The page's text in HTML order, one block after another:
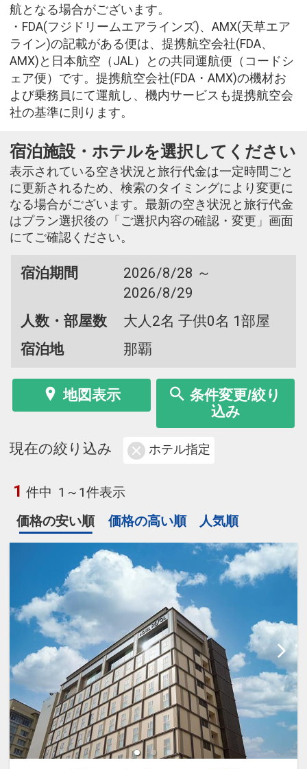
航となる場合がございます。
・FDA(フジドリームエアラインズ)、AMX(天草エア
ライン)の記載がある便は、提携航空会社(FDA、
AMX)と日本航空（JAL）との共同運航便（コードシ
ェア便）です。提携航空会社(FDA・AMX)の機材お
よび乗務員にて運航し、機内サービスも提携航空会
社の基準に則ります。
宿泊施設・ホテルを選択してください
表示されている空き状況と旅行代金は一定時間ごと
に更新されるため、検索のタイミングにより変更に
なる場合がございます。最新の空き状況と旅行代金
はプラン選択後の「ご選択内容の確認・変更」画面
にてご確認ください。
宿泊期間
2026/8/28 ～
2026/8/29
人数・部屋数
大人2名 子供0名 1部屋
宿泊地
那覇
地図表示
条件変更/絞り
込み
現在の絞り込み ホテル指定
1 件中 1～1件表示
価格の安い順
価格の高い順 人気順